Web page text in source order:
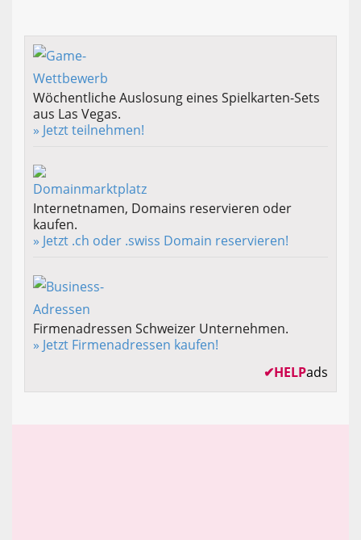
Wöchentliche Auslosung eines Spielkarten-Sets
aus Las Vegas.
» Jetzt teilnehmen!
Internetnamen, Domains reservieren oder
kaufen.
» Jetzt .ch oder .swiss Domain reservieren!
Firmenadressen Schweizer Unternehmen.
» Jetzt Firmenadressen kaufen!
✔HELPads